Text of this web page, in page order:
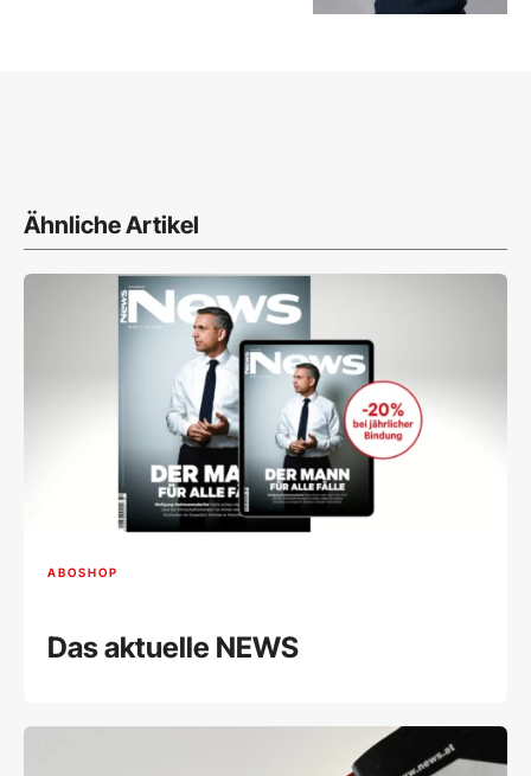
Ähnliche Artikel
ABOSHOP
Das aktuelle NEWS